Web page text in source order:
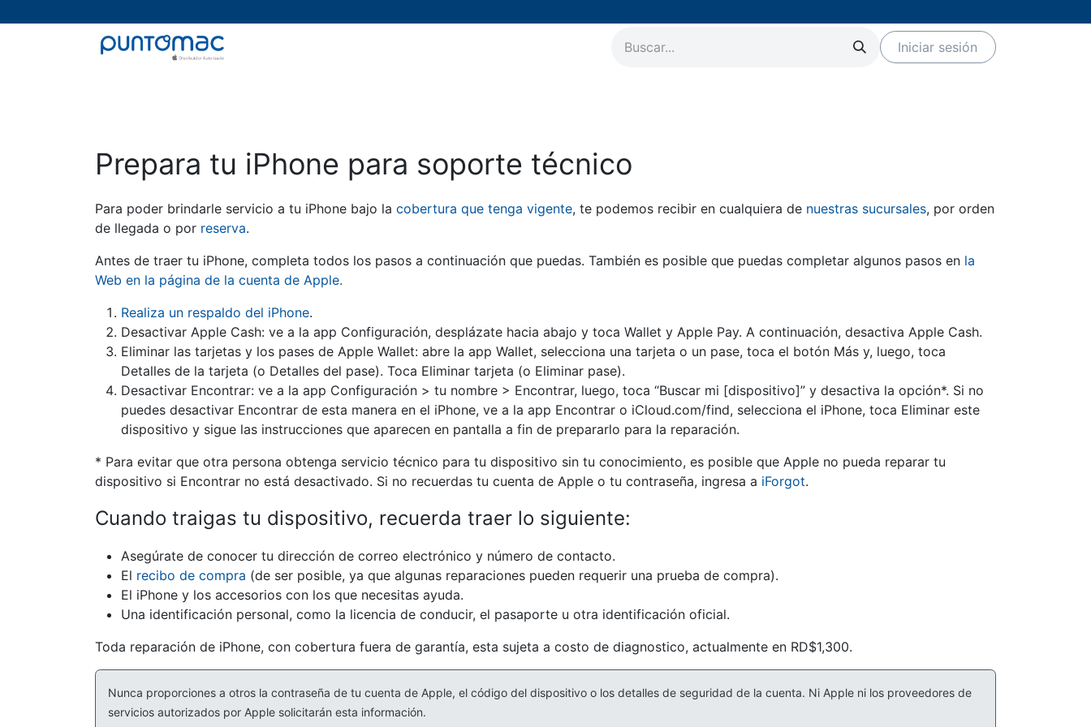
Iniciar sesión
Prepara tu iPhone para soporte técnico
Para poder brindarle servicio a tu iPhone bajo la cobertura que tenga vigente, te podemos recibir en cualquiera de nuestras sucursales, por orden
de llegada o por reserva.
Antes de traer tu iPhone, completa todos los pasos a continuación que puedas. También es posible que puedas completar algunos pasos en la
Web en la página de la cuenta de Apple.
Realiza un respaldo del iPhone.
Desactivar Apple Cash: ve a la app Configuración, desplázate hacia abajo y toca Wallet y Apple Pay. A continuación, desactiva Apple Cash.
Eliminar las tarjetas y los pases de Apple Wallet: abre la app Wallet, selecciona una tarjeta o un pase, toca el botón Más y, luego, toca
Detalles de la tarjeta (o Detalles del pase). Toca Eliminar tarjeta (o Eliminar pase).
Desactivar Encontrar: ve a la app Configuración > tu nombre > Encontrar, luego, toca “Buscar mi [dispositivo]” y desactiva la opción*. Si no
puedes desactivar Encontrar de esta manera en el iPhone, ve a la app Encontrar o iCloud.com/find, selecciona el iPhone, toca Eliminar este
dispositivo y sigue las instrucciones que aparecen en pantalla a fin de prepararlo para la reparación.
* Para evitar que otra persona obtenga servicio técnico para tu dispositivo sin tu conocimiento, es posible que Apple no pueda reparar tu
dispositivo si Encontrar no está desactivado. Si no recuerdas tu cuenta de Apple o tu contraseña, ingresa a iForgot.
Cuando traigas tu dispositivo, recuerda traer lo siguiente:
Asegúrate de conocer tu dirección de correo electrónico y número de contacto.
El recibo de compra (de ser posible, ya que algunas reparaciones pueden requerir una prueba de compra).
El iPhone y los accesorios con los que necesitas ayuda.
Una identificación personal, como la licencia de conducir, el pasaporte u otra identificación oficial.
Toda reparación de iPhone, con cobertura fuera de garantía, esta sujeta a costo de diagnostico, actualmente en RD$1,300.
Nunca proporciones a otros la contraseña de tu cuenta de Apple, el código del dispositivo o los detalles de seguridad de la cuenta. Ni Apple ni los proveedores de
servicios autorizados por Apple solicitarán esta información.